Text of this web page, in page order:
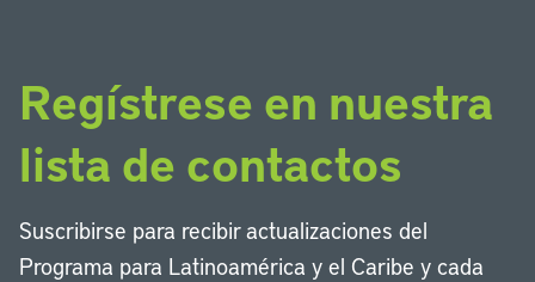
Regístrese en nuestra
lista de contactos
Suscribirse para recibir actualizaciones del
Programa para Latinoamérica y el Caribe y cada